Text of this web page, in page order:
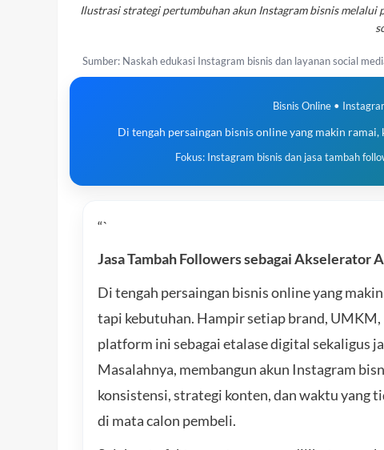
Ilustrasi strategi pertumbuhan akun Instagram bisnis
Sumber: Naskah edukasi Instagram bisnis dan layanan social
Bisnis Online •
Di tengah persaingan bisnis online yang makin
Fokus: Instagram bisnis dan jasa tambah
“`
Jasa Tambah Followers sebagai Akselerator
Di tengah persaingan bisnis online yang
tapi kebutuhan. Hampir setiap brand,
platform ini sebagai etalase digital sekaligus
Masalahnya, membangun akun Instagram
konsistensi, strategi konten, dan waktu yang
di mata calon pembeli.